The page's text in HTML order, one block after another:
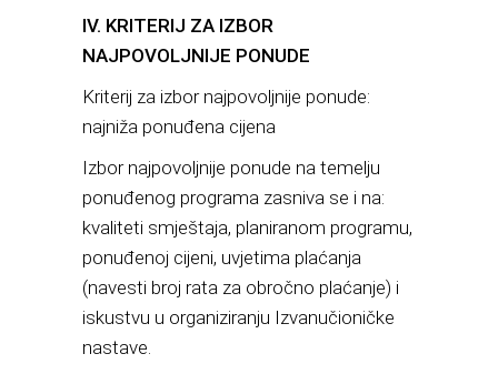
IV. KRITERIJ ZA IZBOR
NAJPOVOLJNIJE PONUDE
Kriterij za izbor najpovoljnije ponude:
najniža ponuđena cijena
Izbor najpovoljnije ponude na temelju
ponuđenog programa zasniva se i na:
kvaliteti smještaja, planiranom programu,
ponuđenoj cijeni, uvjetima plaćanja
(navesti broj rata za obročno plaćanje) i
iskustvu u organiziranju Izvanučioničke
nastave.